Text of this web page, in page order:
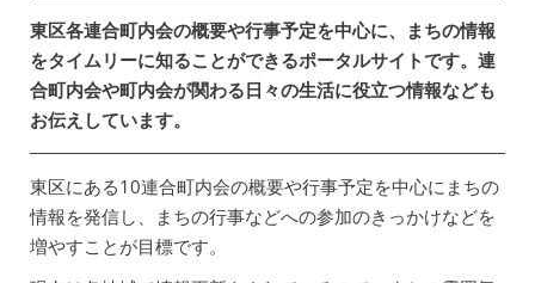
東区各連合町内会の概要や行事予定を中心に、まちの情報
をタイムリーに知ることができるポータルサイトです。連
合町内会や町内会が関わる日々の生活に役立つ情報なども
お伝えしています。
東区にある10連合町内会の概要や行事予定を中心にまちの
情報を発信し、まちの行事などへの参加のきっかけなどを
増やすことが目標です。